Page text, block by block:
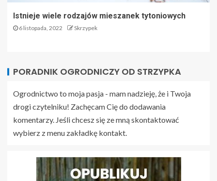
Istnieje wiele rodzajów mieszanek tytoniowych
6 listopada, 2022 Skrzypek
PORADNIK OGRODNICZY OD STRZYPKA
Ogrodnictwo to moja pasja - mam nadzieję, że i Twoja
drogi czytelniku! Zachęcam Cię do dodawania
komentarzy. Jeśli chcesz się ze mną skontaktować
wybierz z menu zakładkę kontakt.